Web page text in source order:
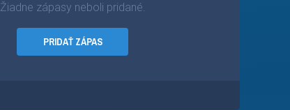
Žiadne zápasy neboli pridané.
PRIDAŤ ZÁPAS